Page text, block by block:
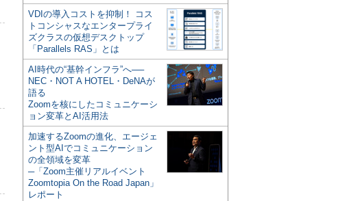
VDIの導入コストを抑制！ コス
トコンシャスなエンタープライ
ズクラスの仮想デスクトップ
「Parallels RAS」とは
AI時代の“基幹インフラ”へ──
NEC・NOT A HOTEL・DeNAが
語る
Zoomを核にしたコミュニケーシ
ョン変革とAI活用法
加速するZoomの進化、エージェ
ント型AIでコミュニケーション
の全領域を変革
─「Zoom主催リアルイベント
Zoomtopia On the Road Japan」
レポート